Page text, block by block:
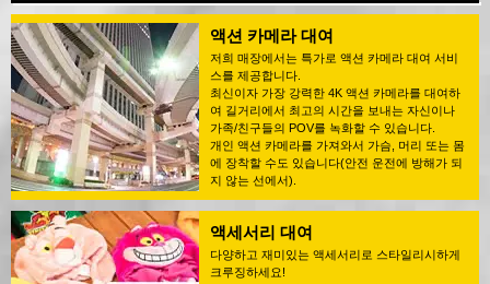
액션 카메라 대여
저희 매장에서는 특가로 액션 카메라 대여 서비
스를 제공합니다.
최신이자 가장 강력한 4K 액션 카메라를 대여하
여 길거리에서 최고의 시간을 보내는 자신이나
가족/친구들의 POV를 녹화할 수 있습니다.
개인 액션 카메라를 가져와서 가슴, 머리 또는 몸
에 장착할 수도 있습니다(안전 운전에 방해가 되
지 않는 선에서).
액세서리 대여
다양하고 재미있는 액세서리로 스타일리시하게
크루징하세요!